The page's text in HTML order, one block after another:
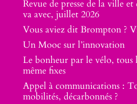
Revue de presse de la ville
va avec, juillet 2026
Vous aviez dit Brompton ?
Un Mooc sur l’innovation
Le bonheur par le vélo, tous
même fixes
Appel à communications :
mobilités, décarbonnés ?